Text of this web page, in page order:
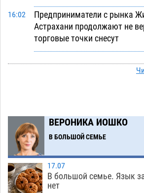
16:02
Предприниматели с рынка
Астрахани продолжают не
торговые точки снесут
на новой серебряной
в музее Пушкина в Москве
13:50
Мэрия Астрахани переводит
зеленые зоны на
13:13
Скончался второй ребенок
ВЕРОНИКА ИОШКО
В БОЛЬШОЙ СЕМЬЕ
17.07
В большой семье. Язык
нет